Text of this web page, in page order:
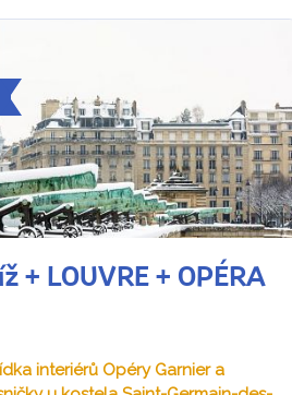
+ LOUVRE + OPÉRA
interiérů Opéry Garnier a